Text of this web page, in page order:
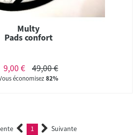
Multy
Pads confort
9,00 € 49,00 €
économisez82%
1 (current)Suivante